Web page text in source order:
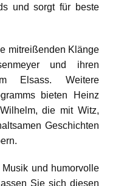
und sorgt für beste
mitreißenden Klänge
und ihren
Elsass. Weitere
bieten Heinz
die mit Witz,
Geschichten
und humorvolle
Sie sich diesen